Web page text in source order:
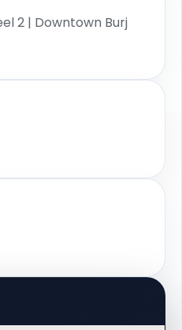
2 | Downtown Burj